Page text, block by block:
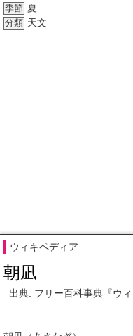
季節 夏
分類 天文
ウィキペディア
朝凪
出典: フリー百科事典『ウ